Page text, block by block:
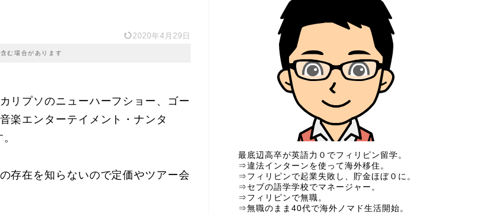
2020年4月29日
む場合があります
リプソのニューハーフショー、ゴー
楽エンターテイメント・ナンタ
存在を知らないので定価やツアー会
最底辺高卒が英語力０でフィリピン留学。
⇒違法インターンを使って海外移住。
⇒フィリピンで起業失敗し、貯金ほぼ０に。
⇒セブの語学学校でマネージャー。
⇒フィリピンで無職。
⇒無職のまま40代で海外ノマド生活開始。